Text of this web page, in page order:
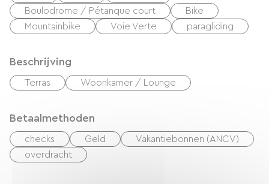
Boulodrome / Pétanque court
Bike
Mountainbike
Voie Verte paragliding
Beschrijving
Terras Woonkamer / Lounge
Betaalmethoden
checks Geld
Vakantiebonnen (ANCV)
overdracht